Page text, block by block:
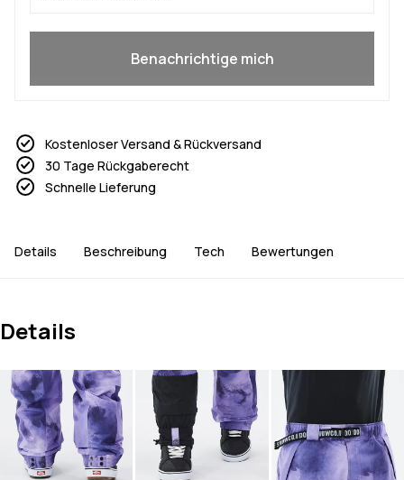
Benachrichtige mich
Kostenloser Versand & Rückversand
30 Tage Rückgaberecht
Schnelle Lieferung
Details Beschreibung Tech Bewertungen
Details